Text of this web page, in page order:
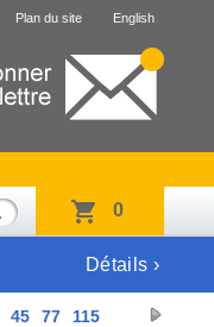
Plan du site English
0
Détails ›
45 77 115